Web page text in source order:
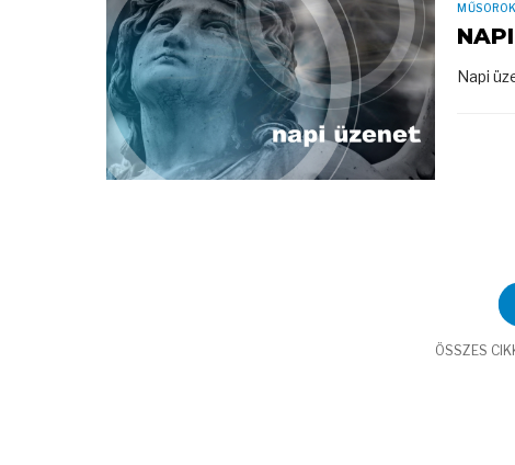
MŰSOROK
Napi
ÖSSZES